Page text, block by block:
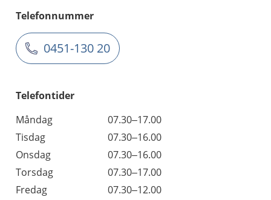
Telefonnummer
0451-130 20
Telefontider
Måndag
07.30–17.00
Tisdag
07.30–16.00
Onsdag
07.30–16.00
Torsdag
07.30–17.00
Fredag
07.30–12.00